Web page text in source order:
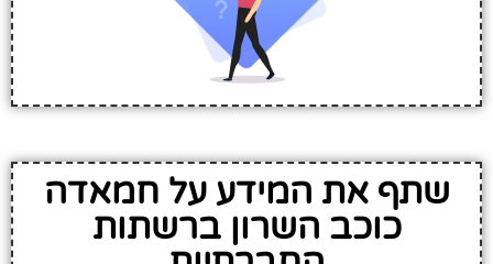
שתף את המידע על חמאדה
כוכב השרון ברשתות